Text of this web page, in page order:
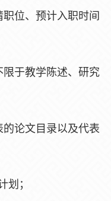
位、预计入职时间
于教学陈述、研究
论文目录以及代表
划；